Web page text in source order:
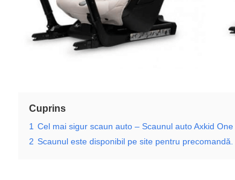
Cuprins
1 Cel mai sigur scaun auto – Scaunul auto Axkid
2 Scaunul este disponibil pe site pentru precomandă.